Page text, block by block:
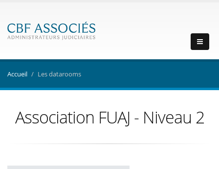
Accueil Les datarooms
Association FUAJ - Niveau 2